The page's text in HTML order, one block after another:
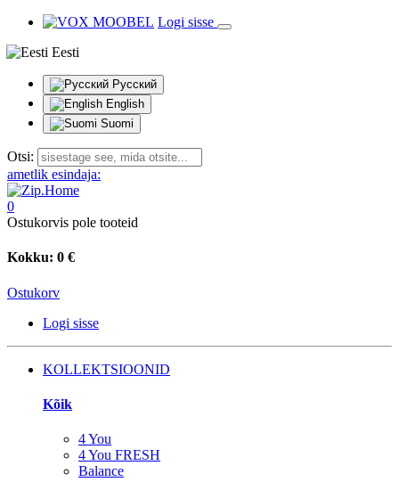
Logi sisse
Eesti
Русский
English
Suomi
Otsi:
ametlik esindaja:
0
Ostukorvis pole tooteid
Kokku: 0 €
Ostukorv
Logi sisse
KOLLEKTSIOONID
Kõik
4 You
4 You FRESH
Balance